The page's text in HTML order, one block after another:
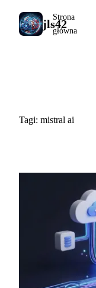
jls42
Strona
główna
Tagi: mistral ai